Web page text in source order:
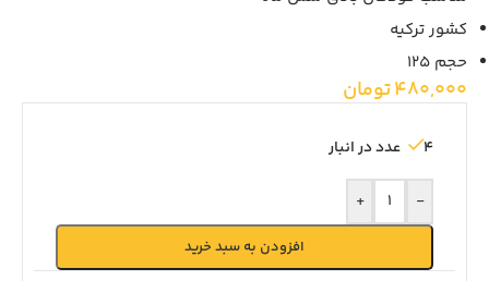
کشور ترکیه
حجم 125
480,000تومان
4 عدد در انبار
-
+
افزودن به سبد خرید